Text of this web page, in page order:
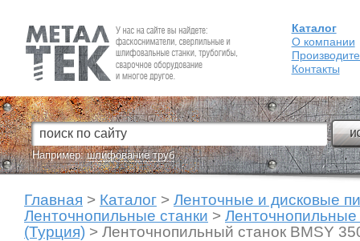
Fein — Профессиональный электроинструмент для обработки
металла.
Каталог
О компании
Контакты
Например:шлифование труб
Главная > Каталог > Ленточные и дисковые
Ленточнопильные станки > Ленточнопильные
(Турция) > Ленточнопильный станок BMSY